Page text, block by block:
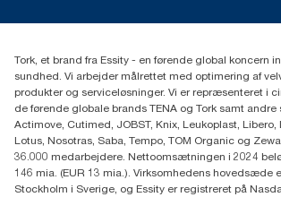
Smiley-rapport
(+45) 48 16 82 44
Professional Hygiene
Gydevang 33
DK-3450 Allerød
Tork, et brand fra Essity - en førende global koncern
sundhed. Vi arbejder målrettet med optimering af
produkter og serviceløsninger. Vi er repræsenteret i
de førende globale brands TENA og Tork samt
Actimove, Cutimed, JOBST, Knix, Leukoplast, Libero,
Lotus, Nosotras, Saba, Tempo, TOM Organic og
36.000 medarbejdere. Nettoomsætningen i 2024
146 mia. (EUR 13 mia.). Virksomhedens hovedsæde
Stockholm i Sverige, og Essity er registreret på